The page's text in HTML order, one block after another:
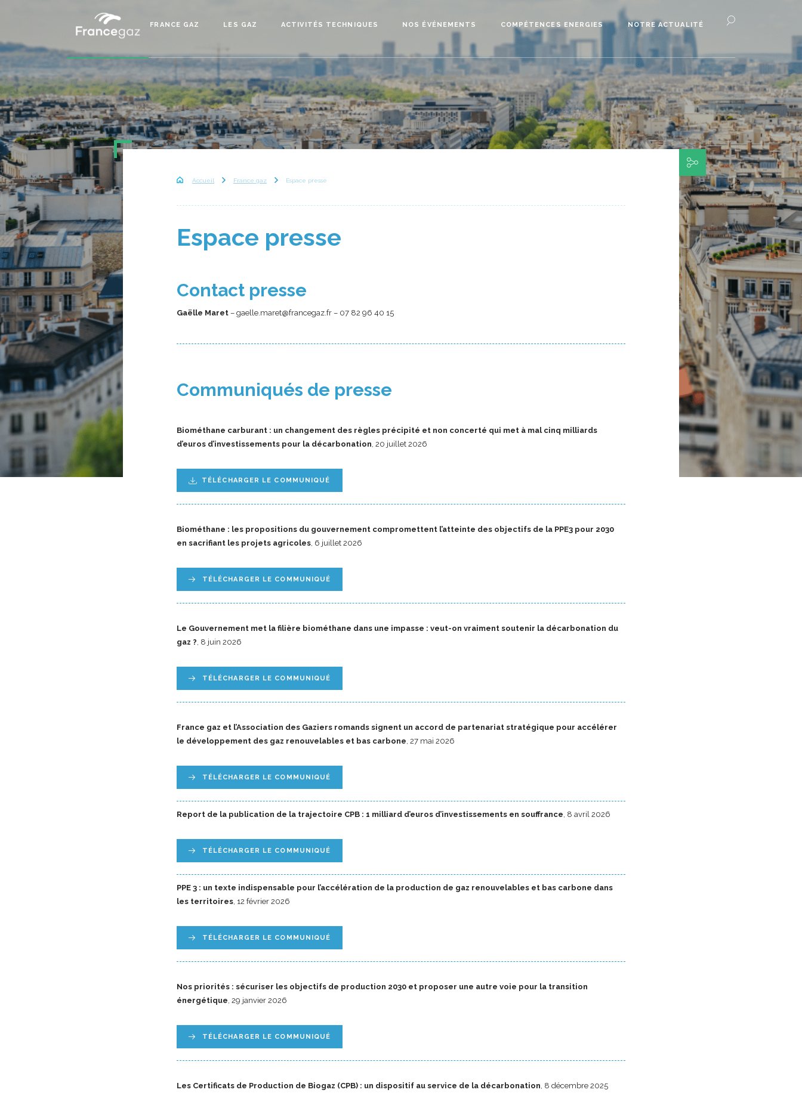
FRANCE GAZ LES GAZ ACTIVITÉS TECHNIQUES NOS ÉVÉNEMENTS COMPÉTENCES ENERGIES NOTRE ACTUALITÉ
Accueil France gaz Espace presse
Espace presse
Contact presse
Gaëlle Maret – gaelle.maret@francegaz.fr – 07 82 96 40 15
Communiqués de presse
Biométhane carburant : un changement des règles précipité et non concerté qui met à mal cinq milliards
d’euros d’investissements pour la décarbonation, 20 juillet 2026
TÉLÉCHARGER LE COMMUNIQUÉ
Biométhane : les propositions du gouvernement compromettent l’atteinte des objectifs de la PPE3 pour 2030
en sacrifiant les projets agricoles, 6 juillet 2026
TÉLÉCHARGER LE COMMUNIQUÉ
Le Gouvernement met la filière biométhane dans une impasse : veut-on vraiment soutenir la décarbonation du
gaz ?, 8 juin 2026
TÉLÉCHARGER LE COMMUNIQUÉ
France gaz et l’Association des Gaziers romands signent un accord de partenariat stratégique pour accélérer
le développement des gaz renouvelables et bas carbone, 27 mai 2026
TÉLÉCHARGER LE COMMUNIQUÉ
Report de la publication de la trajectoire CPB : 1 milliard d’euros d’investissements en souffrance, 8 avril 2026
TÉLÉCHARGER LE COMMUNIQUÉ
PPE 3 : un texte indispensable pour l’accélération de la production de gaz renouvelables et bas carbone dans
les territoires, 12 février 2026
TÉLÉCHARGER LE COMMUNIQUÉ
Nos priorités : sécuriser les objectifs de production 2030 et proposer une autre voie pour la transition
énergétique, 29 janvier 2026
TÉLÉCHARGER LE COMMUNIQUÉ
Les Certificats de Production de Biogaz (CPB) : un dispositif au service de la décarbonation, 8 décembre 2025